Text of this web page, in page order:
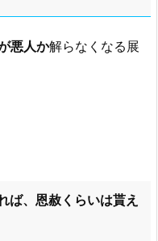
悪人か解らなくなる展
ば、恩赦くらいは貰え